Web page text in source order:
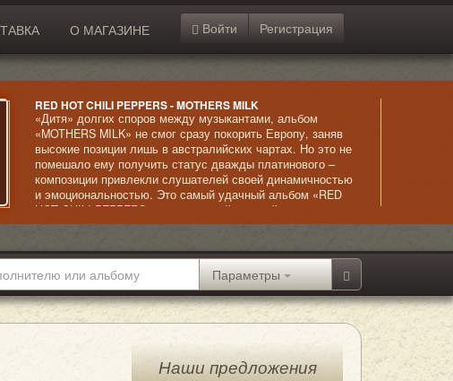
О МАГАЗИНЕ Войти Регистрация
RED HOT CHILI PEPPERS - MOTHERS MILK
«Дитя» долгих споров между музыкантами, альбом
«MOTHERS MILK» не смог сразу покорить Европу, заняв
высокие позиции лишь в австралийских чартах. Но это не
помешало ему получить статус дважды платинового –
композиции привлекли слушателей своей динамичностью
и эмоциональностью. Это самый удачный альбом «RED
HOT CHILI PEPPERS», исполненный мощной энергетики и
драйва.
Параметры
Наши предложения